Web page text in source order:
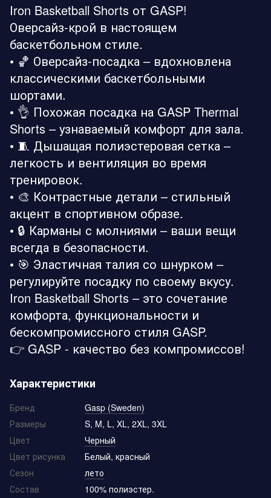
Iron Basketball Shorts от GASP!
Оверсайз-крой в настоящем
баскетбольном стиле.
• 🏀 Оверсайз-посадка – вдохновлена ​​
классическими баскетбольными
шортами.
• 👌 Похожая посадка на GASP Thermal
Shorts – узнаваемый комфорт для зала.
• 🧵 Дышащая полиэстеровая сетка –
легкость и вентиляция во время
тренировок.
• 🎨 Контрастные детали – стильный
акцент в спортивном образе.
• 🔒 Карманы с молниями – ваши вещи
всегда в безопасности.
• 🎯 Эластичная талия со шнурком –
регулируйте посадку по своему вкусу.
Iron Basketball Shorts – это сочетание
комфорта, функциональности и
бескомпромиссного стиля GASP.
👉 GASP - качество без компромиссов!
Характеристики
Бренд
Gasp (Sweden)
Размеры
S, M, L, XL, 2XL, 3XL
Цвет
Черный
Цвет рисунка
Белый, красный
Сезон
лето
Состав
100% полиэстер.